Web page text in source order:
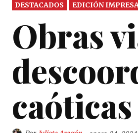
DESTACADOS EDICIÓN
Obras
caóticas